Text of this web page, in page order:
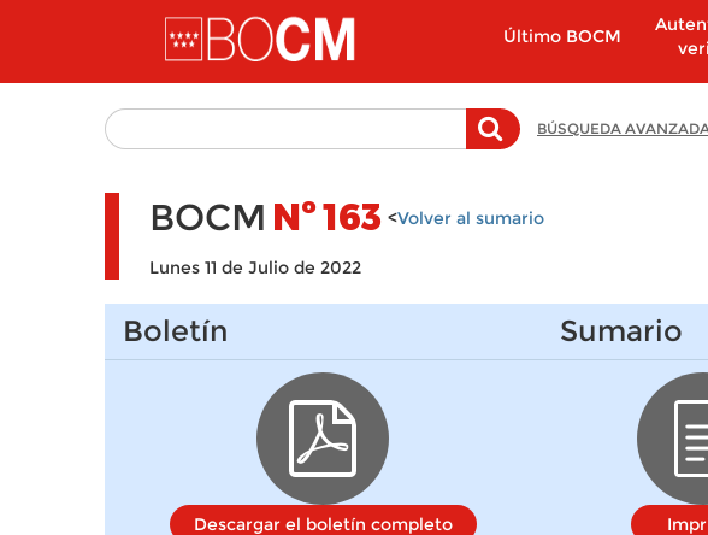
Pasar al contenido principal
Último BOCM
BÚSQUEDA
BOCM Nº163 <Volver al sumario
Lunes 11 de Julio de 2022
Boletín
Descargar el boletín completo
Sumario